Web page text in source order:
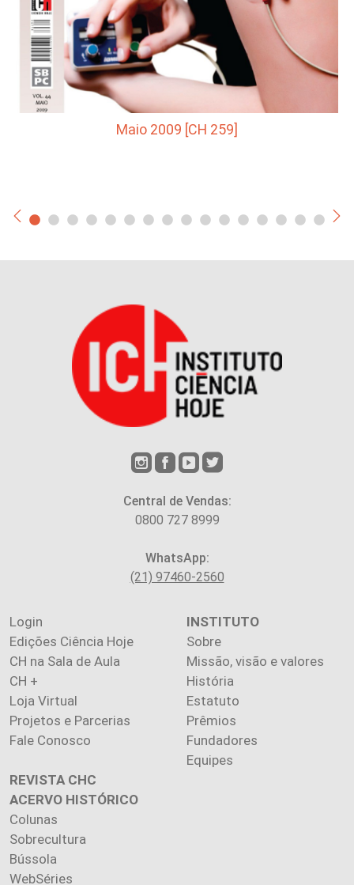
Maio 2009 [CH 259]
Central de Vendas:
0800 727 8999
WhatsApp:
(21) 97460-2560
Login
Edições Ciência Hoje
CH na Sala de Aula
CH +
Loja Virtual
Projetos e Parcerias
Fale Conosco
INSTITUTO
Sobre
Missão, visão e valores
História
Estatuto
Prêmios
Fundadores
Equipes
REVISTA CHC
ACERVO HISTÓRICO
Colunas
Sobrecultura
Bússola
WebSéries